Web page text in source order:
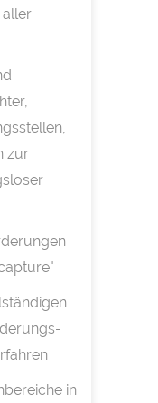
aller
zur
in